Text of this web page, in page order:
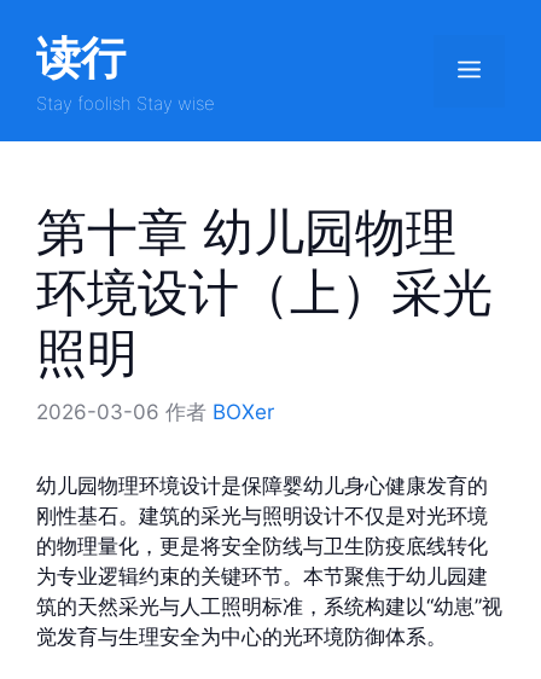
读行
Stay foolish Stay wise
菜
单
第十章 幼儿园物理
环境设计（上）采光
照明
2026-03-06 作者 BOXer
幼儿园物理环境设计是保障婴幼儿身心健康发育的
刚性基石。建筑的采光与照明设计不仅是对光环境
的物理量化，更是将安全防线与卫生防疫底线转化
为专业逻辑约束的关键环节。本节聚焦于幼儿园建
筑的天然采光与人工照明标准，系统构建以“幼崽”视
觉发育与生理安全为中心的光环境防御体系。